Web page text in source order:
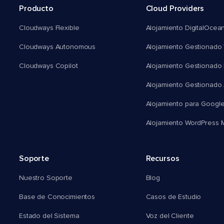
Producto
Cloudways Flexible
Cloudways Autonomous
Cloudways Copilot
Cloud Providers
Alojamiento
Alojamiento Gestionado
Alojamiento Gestionado
Alojamiento Gestionado
Alojamiento para
Alojamiento WordPress
Soporte
Nuestro Soporte
Base de Conocimientos
Estado del Sistema
Recursos
Blog
Casos de Estudio
Voz del Cliente